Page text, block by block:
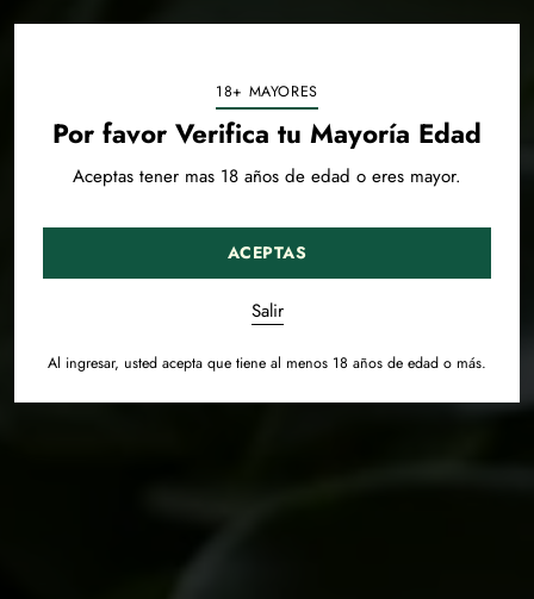
18+ MAYORES
Por favor Verifica tu Mayoría Edad
Aceptas tener mas 18 años de edad o eres mayor.
ACEPTAS
Salir
Al ingresar, usted acepta que tiene al menos 18 años de edad o más.